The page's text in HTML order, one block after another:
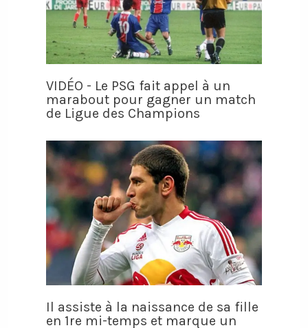
VIDÉO - Le PSG fait appel à un
marabout pour gagner un match
de Ligue des Champions
Il assiste à la naissance de sa fille
en 1re mi-temps et marque un